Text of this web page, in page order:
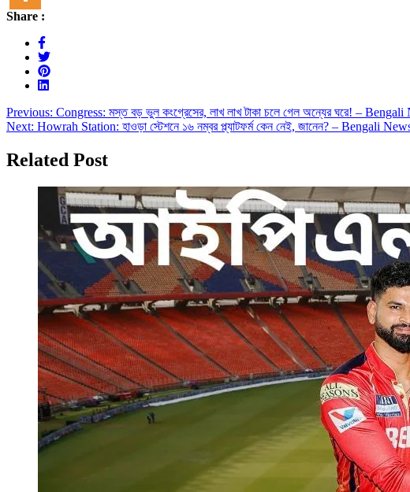
Share :
Post
navigation
Previous: Congress: মস্ত বড় ভুল কংগ্রেসের, লাখ লাখ টাকা চলে গেল অন্যের ঘরে! –
Next: Howrah Station: হাওড়া স্টেশনে ১৬ নম্বর প্ল্যাটফর্ম কেন নেই, জানেন? –
Related Post